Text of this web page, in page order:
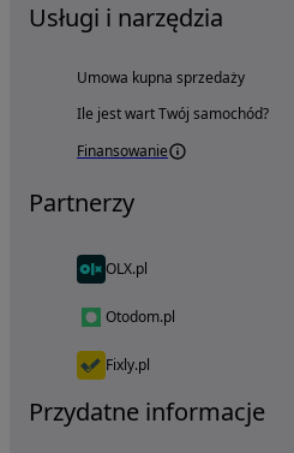
Usługi i narzędzia
Umowa kupna sprzedaży
Ile jest wart Twój samochód?
Finansowanie
Partnerzy
OLX.pl
Otodom.pl
Fixly.pl
Przydatne informacje